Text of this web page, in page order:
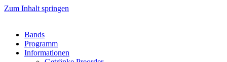
Zum Inhalt springen
Bands
Programm
Informationen